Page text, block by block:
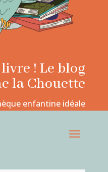
! Le blog
la Chouette
enfantine idéale